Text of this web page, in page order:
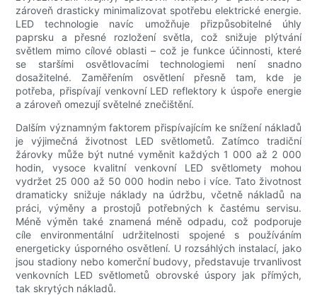
zároveň drasticky minimalizovat spotřebu elektrické energie.
LED technologie navíc umožňuje přizpůsobitelné úhly
paprsku a přesné rozložení světla, což snižuje plýtvání
světlem mimo cílové oblasti – což je funkce účinnosti, které
se staršími osvětlovacími technologiemi není snadno
dosažitelné. Zaměřením osvětlení přesně tam, kde je
potřeba, přispívají venkovní LED reflektory k úspoře energie
a zároveň omezují světelné znečištění.
Dalším významným faktorem přispívajícím ke snížení nákladů
je výjimečná životnost LED světlometů. Zatímco tradiční
žárovky může být nutné vyměnit každých 1 000 až 2 000
hodin, vysoce kvalitní venkovní LED světlomety mohou
vydržet 25 000 až 50 000 hodin nebo i více. Tato životnost
dramaticky snižuje náklady na údržbu, včetně nákladů na
práci, výměny a prostojů potřebných k častému servisu.
Méně výměn také znamená méně odpadu, což podporuje
cíle environmentální udržitelnosti spojené s používáním
energeticky úsporného osvětlení. U rozsáhlých instalací, jako
jsou stadiony nebo komerční budovy, představuje trvanlivost
venkovních LED světlometů obrovské úspory jak přímých,
tak skrytých nákladů.